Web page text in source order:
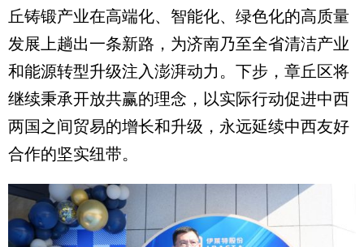
丘铸锻产业在高端化、智能化、绿色化的高质量
发展上趟出一条新路，为济南乃至全省清洁产业
和能源转型升级注入澎湃动力。下步，章丘区将
继续秉承开放共赢的理念，以实际行动促进中西
两国之间贸易的增长和升级，永远延续中西友好
合作的坚实纽带。